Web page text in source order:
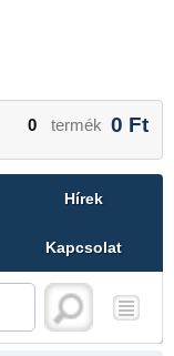
0 termék 0 Ft
Hírek
Kapcsolat